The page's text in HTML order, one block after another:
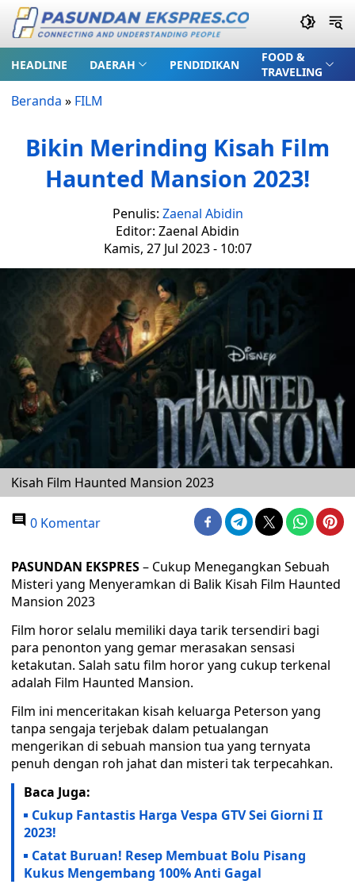
HEADLINE DAERAH PENDIDIKAN
FOOD &
TRAVELING
Beranda » FILM
Bikin Merinding Kisah Film
Haunted Mansion 2023!
Penulis: Zaenal Abidin
Editor: Zaenal Abidin
Kamis, 27 Jul 2023 - 10:07
Kisah Film Haunted Mansion 2023
0 Komentar
PASUNDAN EKSPRES– Cukup Menegangkan Sebuah
Misteri yang Menyeramkan di Balik Kisah Film Haunted
Mansion 2023
Film horor selalu memiliki daya tarik tersendiri bagi
para penonton yang gemar merasakan sensasi
ketakutan. Salah satu film horor yang cukup terkenal
adalah Film Haunted Mansion.
Film ini menceritakan kisah keluarga Peterson yang
tanpa sengaja terjebak dalam petualangan
mengerikan di sebuah mansion tua yang ternyata
penuh dengan roh jahat dan misteri tak terpecahkan.
Baca Juga:
Cukup Fantastis Harga Vespa GTV Sei Giorni II
2023!
Catat Buruan! Resep Membuat Bolu Pisang
Kukus Mengembang 100% Anti Gagal